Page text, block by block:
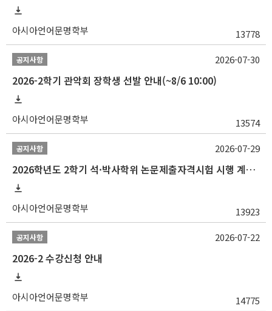
아시아언어문명학부 13778
공지사항
2026-2학기 관악회 장학생 선발 안내(~8/6 10:00)
아시아언어문명학부 13574
2026-07-30
공지사항
2026학년도 2학기 석·박사학위 논문제출자격시험 시행 계획 공고
아시아언어문명학부 13923
2026-07-29
공지사항
2026-2 수강신청 안내
아시아언어문명학부 14775
2026-07-22